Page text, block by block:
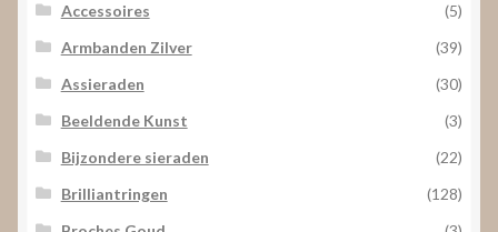
Accessoires
(5)
Armbanden Zilver
(39)
Assieraden
(30)
Beeldende Kunst
(3)
Bijzondere sieraden
(22)
Brilliantringen
(128)